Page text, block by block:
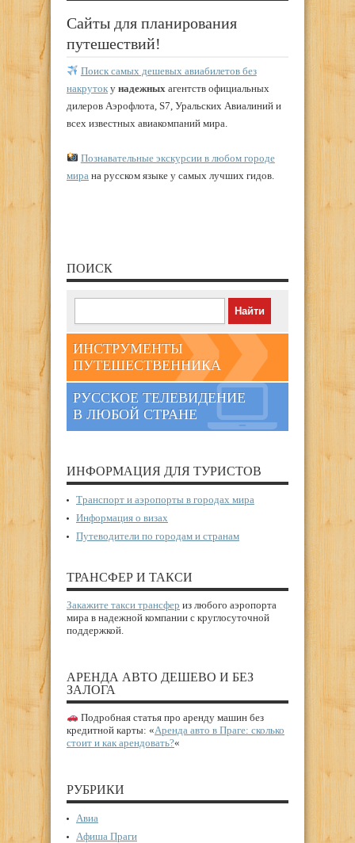
Сайты для планирования
путешествий!
Поиск самых дешевых авиабилетов без
накруток у надежных агентств официальных
дилеров Аэрофлота, S7, Уральских Авиалиний и
всех известных авиакомпаний мира.
Познавательные экскурсии в любом городе
мира на русском языке у самых лучших гидов.
ПОИСК
ИНСТРУМЕНТЫ
ПУТЕШЕСТВЕННИКА
РУССКОЕ ТЕЛЕВИДЕНИЕ
В ЛЮБОЙ СТРАНЕ
ИНФОРМАЦИЯ ДЛЯ ТУРИСТОВ
Транспорт и аэропорты в городах мира
Информация о визах
Путеводители по городам и странам
ТРАНСФЕР И ТАКСИ
Закажите такси трансфер из любого аэропорта
мира в надежной компании с круглосуточной
поддержкой.
АРЕНДА АВТО ДЕШЕВО И БЕЗ
ЗАЛОГА
Подробная статья про аренду машин без
кредитной карты: «Аренда авто в Праге: сколько
стоит и как арендовать?«
РУБРИКИ
Авиа
Афиша Праги